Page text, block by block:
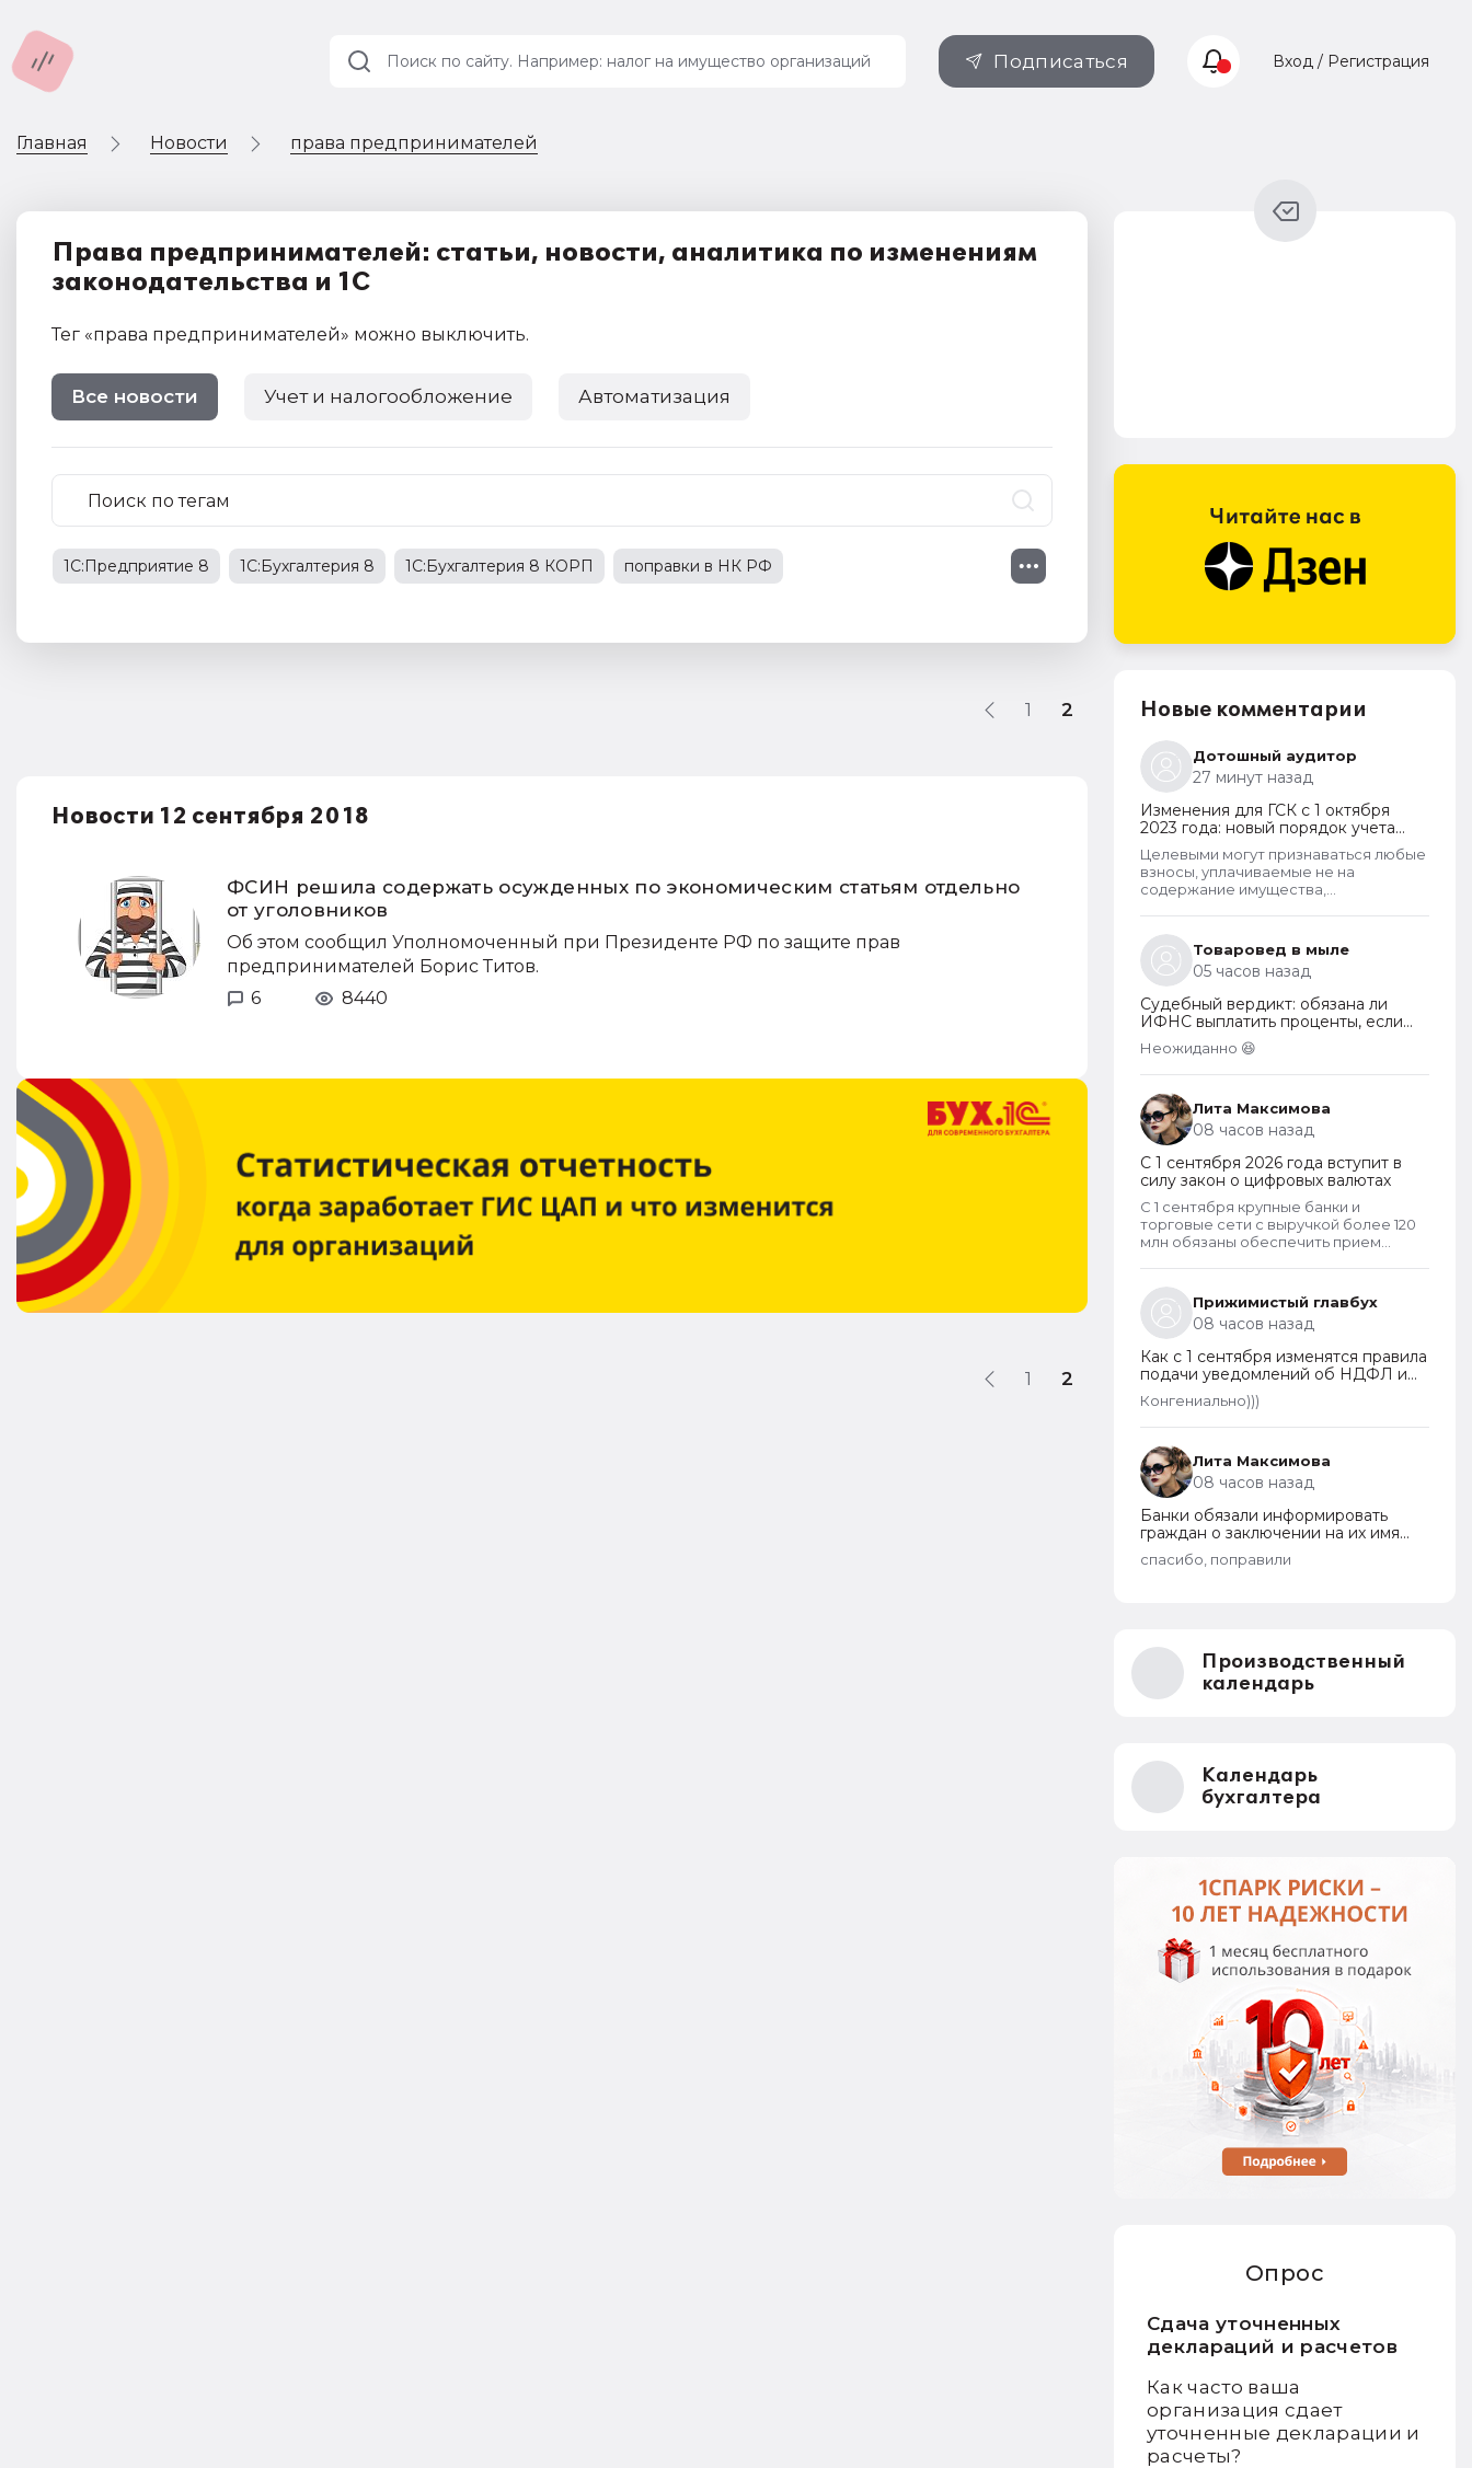
Подписаться Вход / Регистрация
Главная Новости права предпринимателей
Права предпринимателей: статьи, новости, аналитика по изменениям
законодательства и 1С
Тег «права предпринимателей» можно выключить.
Все новости Учет и налогообложение Автоматизация
1С:Предприятие 8 1С:Бухгалтерия 8 1С:Бухгалтерия 8 КОРП поправки в НК РФ
1 2
Новости 12 сентября 2018
ФСИН решила содержать осужденных по экономическим статьям отдельно
от уголовников
Об этом сообщил Уполномоченный при Президенте РФ по защите прав
предпринимателей Борис Титов.
6
8440
1 2
Новые комментарии
Дотошный аудитор
27 минут назад
Изменения для ГСК с 1 октября
2023 года: новый порядок учета
поступающих взносов, открытие
расчетных счетов и переход на
применение бухгалтерского ПО
Целевыми могут признаваться любые
взносы, уплачиваемые не на
содержание имущества,
правлению и бухгалтерии
товарищества. Перечень целевых
взносов законом не ограничен.
Взносы могут собираться на любые
цели, за которые проголосует общее
собрание собственников. Пример
целевых взносов - взносы на
Платить их должны все собственники
гаражей.
Товаровед в мыле
05 часов назад
Судебный вердикт: обязана ли
ИФНС выплатить проценты, если
переплата по налогу возникла по
вине налогоплательщика
Неожиданно 😆
Лита Максимова
08 часов назад
С 1 сентября 2026 года вступит в
силу закон о цифровых валютах
С 1 сентября крупные банки и
торговые сети с выручкой более 120
млн обязаны обеспечить прием
являться средством платежа в
России и новый закон прямо
запрещает их использование в этом
качестве внутри страны.
Прижимистый главбух
08 часов назад
Как с 1 сентября изменятся правила
подачи уведомлений об НДФЛ и
страховых взносах
Конгениально)))
Лита Максимова
08 часов назад
Банки обязали информировать
граждан о заключении на их имя
кредитных договоров
спасибо, поправили
Производственный
календарь
Календарь
бухгалтера
Опрос
Сдача уточненных
деклараций и расчетов
Как часто ваша
организация сдает
уточненные декларации и
расчеты?
Учет и